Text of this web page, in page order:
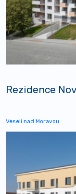
Rezidence
Veselí nad Moravou